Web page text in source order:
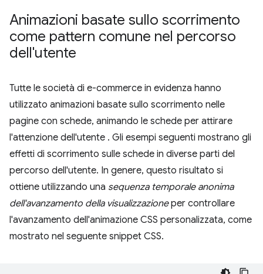
Animazioni basate sullo scorrimento
come pattern comune nel percorso
dell'utente
Tutte le società di e-commerce in evidenza hanno
utilizzato animazioni basate sullo scorrimento nelle
pagine con schede, animando le schede per attirare
l'attenzione dell'utente . Gli esempi seguenti mostrano gli
effetti di scorrimento sulle schede in diverse parti del
percorso dell'utente. In genere, questo risultato si
ottiene utilizzando una sequenza temporale anonima
dell'avanzamento della visualizzazioneper controllare
l'avanzamento dell'animazione CSS personalizzata, come
mostrato nel seguente snippet CSS.